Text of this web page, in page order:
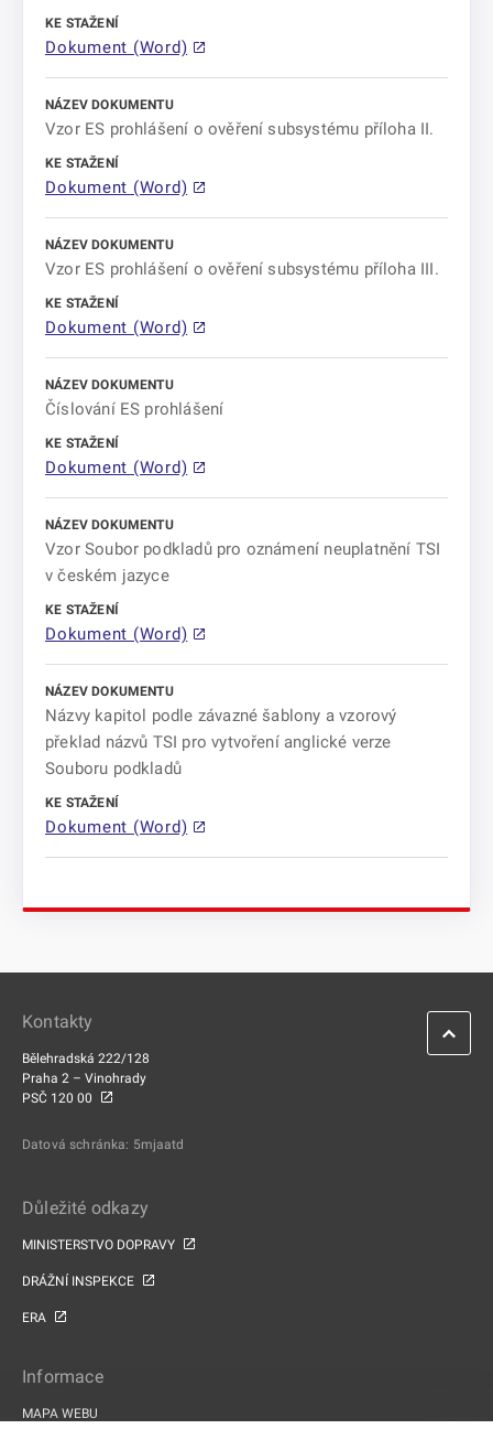
Dokument (Word)
Vzor ES prohlášení o ověření subsystému příloha II.
Dokument (Word)
Vzor ES prohlášení o ověření subsystému příloha III.
Dokument (Word)
Číslování ES prohlášení
Dokument (Word)
Vzor Soubor podkladů pro oznámení neuplatnění TSI
v českém jazyce
Dokument (Word)
Názvy kapitol podle závazné šablony a vzorový
překlad názvů TSI pro vytvoření anglické verze
Souboru podkladů
Dokument (Word)
Kontakty
Bělehradská 222/128
Praha 2 – Vinohrady
PSČ 120 00
Datová schránka: 5mjaatd
Důležité odkazy
MINISTERSTVO DOPRAVY
DRÁŽNÍ INSPEKCE
ERA
Informace
MAPA WEBU